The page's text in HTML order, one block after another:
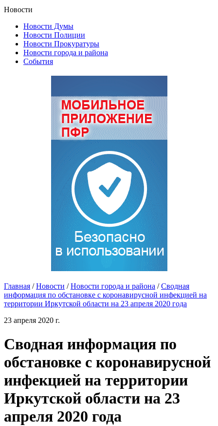
Новости
Новости Думы
Новости Полиции
Новости Прокуратуры
Новости города и района
События
Главная / Новости / Новости города и района / Сводная
информация по обстановке с коронавирусной инфекцией на
территории Иркутской области на 23 апреля 2020 года
23 апреля 2020 г.
Сводная информация по
обстановке с коронавирусной
инфекцией на территории
Иркутской области на 23
апреля 2020 года